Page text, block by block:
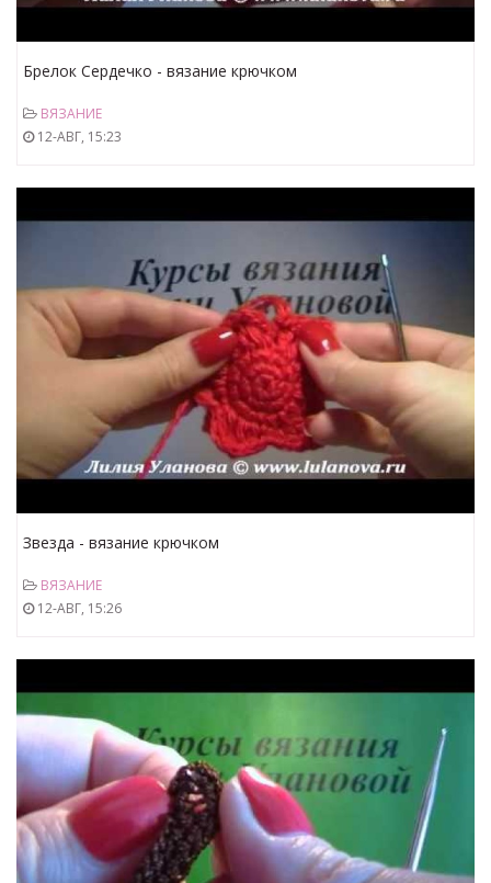
Брелок Сердечко - вязание крючком
ВЯЗАНИЕ
12-АВГ, 15:23
Звезда - вязание крючком
ВЯЗАНИЕ
12-АВГ, 15:26